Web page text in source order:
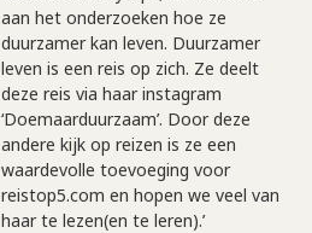
aan het onderzoeken hoe ze
duurzamer kan leven. Duurzamer
leven is een reis op zich. Ze deelt
deze reis via haar instagram
‘Doemaarduurzaam’. Door deze
andere kijk op reizen is ze een
waardevolle toevoeging voor
reistop5.com en hopen we veel van
haar te lezen(en te leren).’